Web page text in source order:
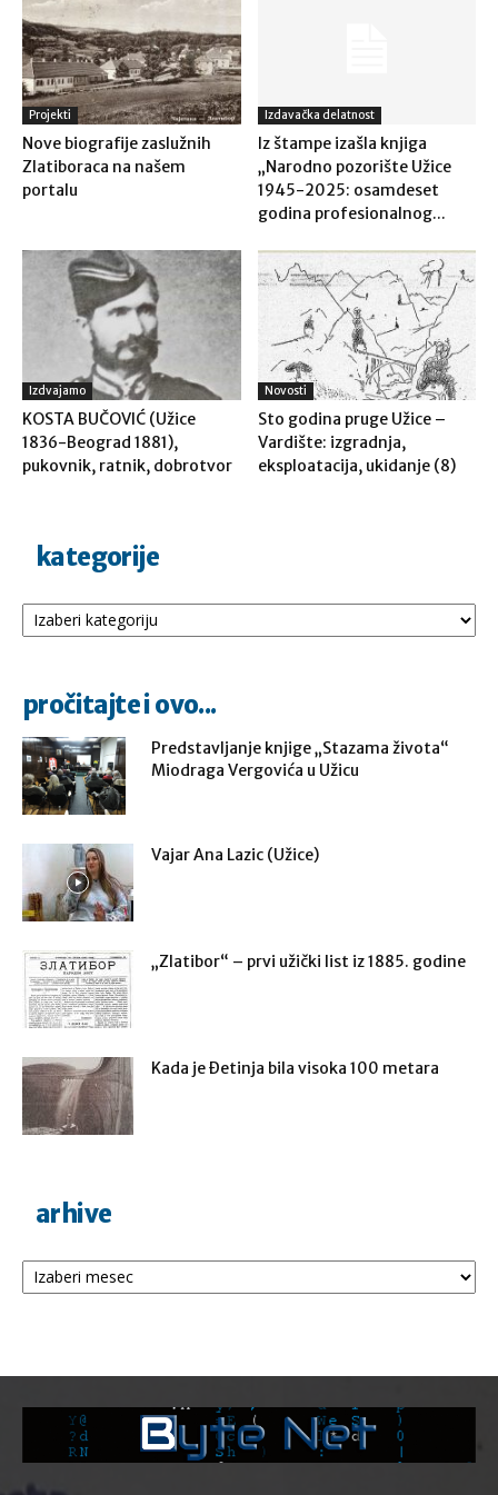
Projekti
Nove biografije zaslužnih
Zlatiboraca na našem
portalu
Izdavačka delatnost
Iz štampe izašla knjiga
„Narodno pozorište Užice
1945-2025: osamdeset
godina profesionalnog...
Izdvajamo
KOSTA BUČOVIĆ (Užice
1836-Beograd 1881),
pukovnik, ratnik, dobrotvor
Novosti
Sto godina pruge Užice –
Vardište: izgradnja,
eksploatacija, ukidanje (8)
kategorije
Kategorije
pročitajte i ovo...
Predstavljanje knjige „Stazama života“
Miodraga Vergovića u Užicu
Vajar Ana Lazic (Užice)
„Zlatibor“ – prvi užički list iz 1885. godine
Kada je Đetinja bila visoka 100 metara
arhive
Arhive